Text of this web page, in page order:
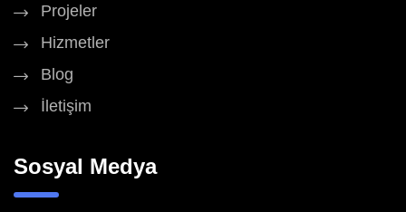
Projeler
Hizmetler
Blog
İletişim
Sosyal Medya